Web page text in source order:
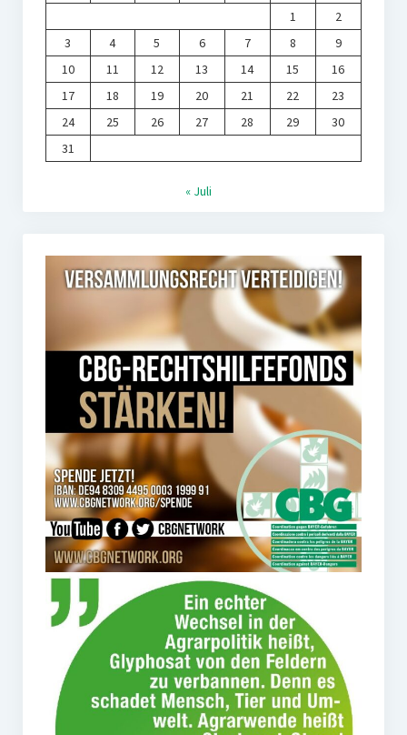
1
2
3
4 5 6 7 8
9
10
11 12 13 14 15
16
17
18 19 20 21 22
23
24
25 26 27 28 29
30
31
« Juli